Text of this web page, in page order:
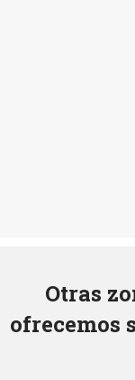
Otras
ofrecemos